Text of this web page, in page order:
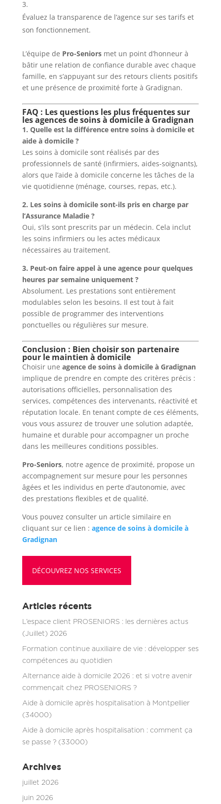
Évaluez la transparence de l’agence sur ses tarifs et
son fonctionnement.
L’équipe de Pro-Seniorsmet un point d’honneur à
bâtir une relation de confiance durable avec chaque
famille, en s’appuyant sur des retours clients positifs
et une présence de proximité forte à Gradignan.
FAQ : Les questions les plus fréquentes sur
les agences de soins à domicile à Gradignan
1. Quelle est la différence entre soins à domicile et
aide à domicile ?
Les soins à domicile sont réalisés par des
professionnels de santé (infirmiers, aides-soignants),
alors que l’aide à domicile concerne les tâches de la
vie quotidienne (ménage, courses, repas, etc.).
2. Les soins à domicile sont-ils pris en charge par
l’Assurance Maladie ?
Oui, s’ils sont prescrits par un médecin. Cela inclut
les soins infirmiers ou les actes médicaux
nécessaires au traitement.
3. Peut-on faire appel à une agence pour quelques
heures par semaine uniquement ?
Absolument. Les prestations sont entièrement
modulables selon les besoins. Il est tout à fait
possible de programmer des interventions
ponctuelles ou régulières sur mesure.
Conclusion : Bien choisir son partenaire
pour le maintien à domicile
Choisir une agence de soins à domicile à Gradignan
implique de prendre en compte des critères précis :
autorisations officielles, personnalisation des
services, compétences des intervenants, réactivité et
réputation locale. En tenant compte de ces éléments,
vous vous assurez de trouver une solution adaptée,
humaine et durable pour accompagner un proche
dans les meilleures conditions possibles.
Pro-Seniors, notre agence de proximité, propose un
accompagnement sur mesure pour les personnes
âgées et les individus en perte d’autonomie, avec
des prestations flexibles et de qualité.
Vous pouvez consulter un article similaire en
cliquant sur ce lien : agence de soins à domicile à
Gradignan
DÉCOUVREZ NOS SERVICES
Articles récents
L’espace client PROSENIORS : les dernières actus
(Juillet) 2026
Formation continue auxiliaire de vie : développer ses
compétences au quotidien
Alternance aide à domicile 2026 : et si votre avenir
commençait chez PROSENIORS ?
Aide à domicile après hospitalisation à Montpellier
(34000)
Aide à domicile après hospitalisation : comment ça
se passe ? (33000)
Archives
juillet 2026
juin 2026